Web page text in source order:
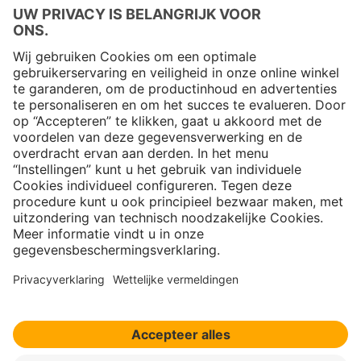
Copyright © 2026 Jungheinrich PROFISHOP
Nieuwsbrief
Aanmelden →
Over ons